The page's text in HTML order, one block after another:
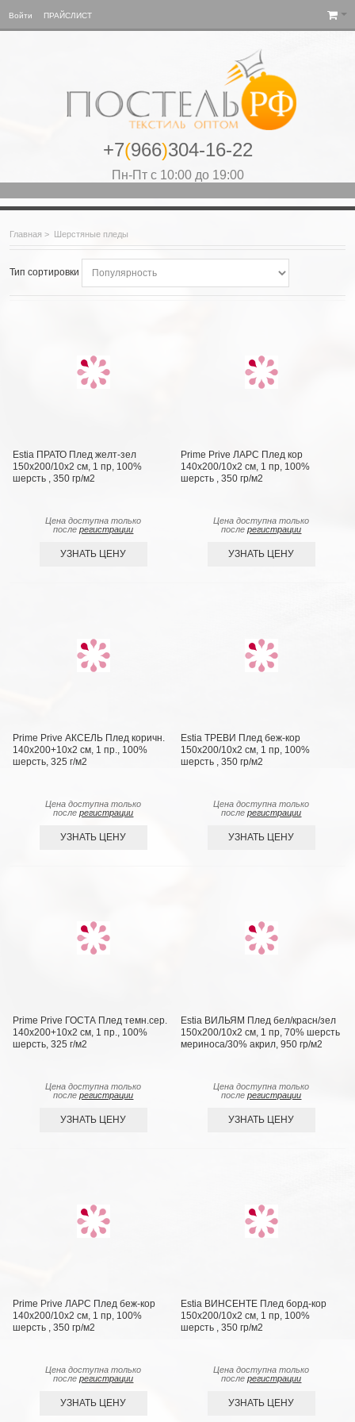
Войти ПРАЙСЛИСТ
+7(966)304-16-22
Пн-Пт с 10:00 до 19:00
Главная > Шерстяные пледы
Тип сортировки
Estia ПРАТО Плед желт-зел
150х200/10х2 см, 1 пр, 100%
шерсть , 350 гр/м2
Цена доступна только
послерегистрации
УЗНАТЬ ЦЕНУ
Prime Prive ЛАРС Плед кор
140х200/10х2 см, 1 пр, 100%
шерсть , 350 гр/м2
Цена доступна только
послерегистрации
УЗНАТЬ ЦЕНУ
Prime Prive АКСЕЛЬ Плед коричн.
140х200+10х2 см, 1 пр., 100%
шерсть, 325 г/м2
Цена доступна только
послерегистрации
УЗНАТЬ ЦЕНУ
Estia ТРЕВИ Плед беж-кор
150х200/10х2 см, 1 пр, 100%
шерсть , 350 гр/м2
Цена доступна только
послерегистрации
УЗНАТЬ ЦЕНУ
Prime Prive ГОСТА Плед темн.сер.
140х200+10х2 см, 1 пр., 100%
шерсть, 325 г/м2
Цена доступна только
послерегистрации
УЗНАТЬ ЦЕНУ
Estia ВИЛЬЯМ Плед бел/красн/зел
150х200/10х2 см, 1 пр, 70% шерсть
мериноса/30% акрил, 950 гр/м2
Цена доступна только
послерегистрации
УЗНАТЬ ЦЕНУ
Prime Prive ЛАРС Плед беж-кор
140х200/10х2 см, 1 пр, 100%
шерсть , 350 гр/м2
Цена доступна только
послерегистрации
УЗНАТЬ ЦЕНУ
Estia ВИНСЕНТЕ Плед борд-кор
150х200/10х2 см, 1 пр, 100%
шерсть , 350 гр/м2
Цена доступна только
послерегистрации
УЗНАТЬ ЦЕНУ